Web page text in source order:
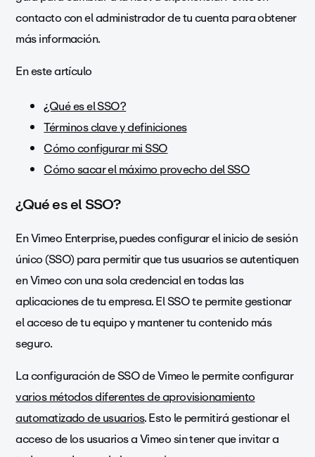
contacto con el administrador de tu cuenta para obtener
más información.
En este artículo
¿Qué es el SSO?
Términos clave y definiciones
Cómo configurar mi SSO
Cómo sacar el máximo provecho del SSO
¿Qué es el SSO?
En Vimeo Enterprise, puedes configurar el inicio de sesión
único (SSO) para permitir que tus usuarios se autentiquen
en Vimeo con una sola credencial en todas las
aplicaciones de tu empresa. El SSO te permite gestionar
el acceso de tu equipo y mantener tu contenido más
seguro.
La configuración de SSO de Vimeo le permite configurar
varios métodos diferentes de aprovisionamiento
automatizado de usuarios. Esto le permitirá gestionar el
acceso de los usuarios a Vimeo sin tener que invitar a